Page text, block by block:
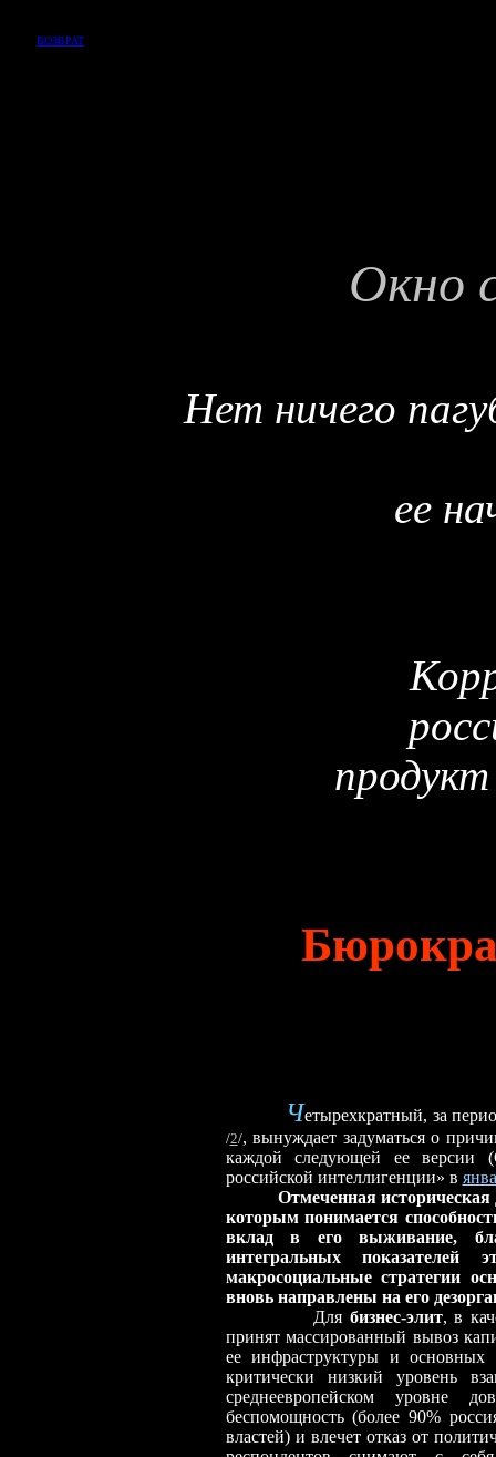
ВОЗВРАТ
Окно
Нет ничего
ее
Четырехкратный, за
/2/, вынуждает задуматься о
каждой следующей ее версии
российской интеллигенции» в
Отмеченная историческая
которым понимается
вклад в его выживание,
интегральных показателей
макросоциальные стратегии
вновь направлены на его
Для бизнес-элит, в
принят массированный вывоз
ее инфраструктуры и основных
критически низкий уровень
среднеевропейском уровне
беспомощность (более 90%
властей) и влечет отказ от